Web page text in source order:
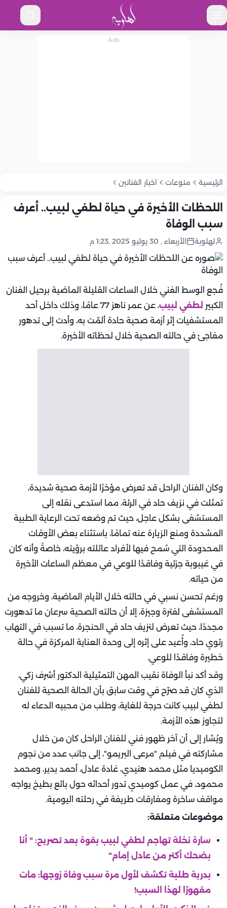
الرئيسية منوعات اخبار الفنانين
اللحظات الأخيرة في حياة لطفي لبيب.. أعرف
سبب الوفاة
لهلوبة الأربعاء , 30 يوليو 2025 ,1:23 م
فُجع الوسط الفني خلال الساعات القليلة الماضية برحيل الفنان
الكبير لطفي لبيب
، عن عمر ناهز 77 عامًا، وذلك داخل أحد
المستشفيات إثر أزمة صحية حادة ألمّت به، وأدت إلى تدهور
مفاجئ في حالته الصحية خلال لحظاته الأخيرة.
وكان الفنان الراحل قد تعرض مؤخرًا لأزمة صحية شديدة،
تمثلت في نزيف حاد في الرئة، مما استدعى نقله إلى
المستشفى بشكل عاجل، حيث تم وضعه تحت الرعاية الطبية
المشددة ومنع الزيارة عنه تمامًا، باستثناء بعض الأوقات
المحدودة التي سُمح فيها لأفراد عائلته برؤيته، خاصةً وأنه كان
في غيبوبة جزئية وفاقدًا للوعي في معظم الساعات الأخيرة
من حياته.
ورغم تحسن نسبي في حالته خلال الأيام الماضية، وخروجه من
المستشفى لفترة وجيزة، إلا أن حالته الصحية سرعان ما تدهورت
مجددًا، حيث تعرض لنزيف حاد في الحنجرة، ما تسبب في التهاب
رئوي حاد، وأُعيد على إثره إلى وحدة العناية المركزة في حالة
خطيرة وفاقدًا للوعي.
وقد أكد نبأ الوفاة نقيب المهن التمثيلية الدكتور أشرف زكي،
الذي كان قد صرّح في وقت سابق بأن الحالة الصحية للفنان
لطفي لبيب كانت حرجة للغاية، وطلب من محبيه الدعاء له
لتجاوز هذه الأزمة.
ويُشار إلى أن آخر ظهور فني للفنان الراحل كان من خلال
مشاركته في فيلم "مرعى البريمو"، إلى جانب عدد من نجوم
الكوميديا مثل محمد هنيدي، غادة عادل، أحمد بدير، ومحمد
محمود، في عمل كوميدي تدور أحداثه حول بائع بطيخ يواجه
مواقف ساخرة ومفارقات طريفة في رحلته اليومية.
موضوعات متعلقة:
سارة نخلة تهاجم لطفي لبيب بقوة بعد تصريح: " أنا
بضحك أكتر من عادل إمام"
بدرية طلبة تكشف لأول مرة سبب وفاة زوجها: مات
مقهورًا لهذا السبب!